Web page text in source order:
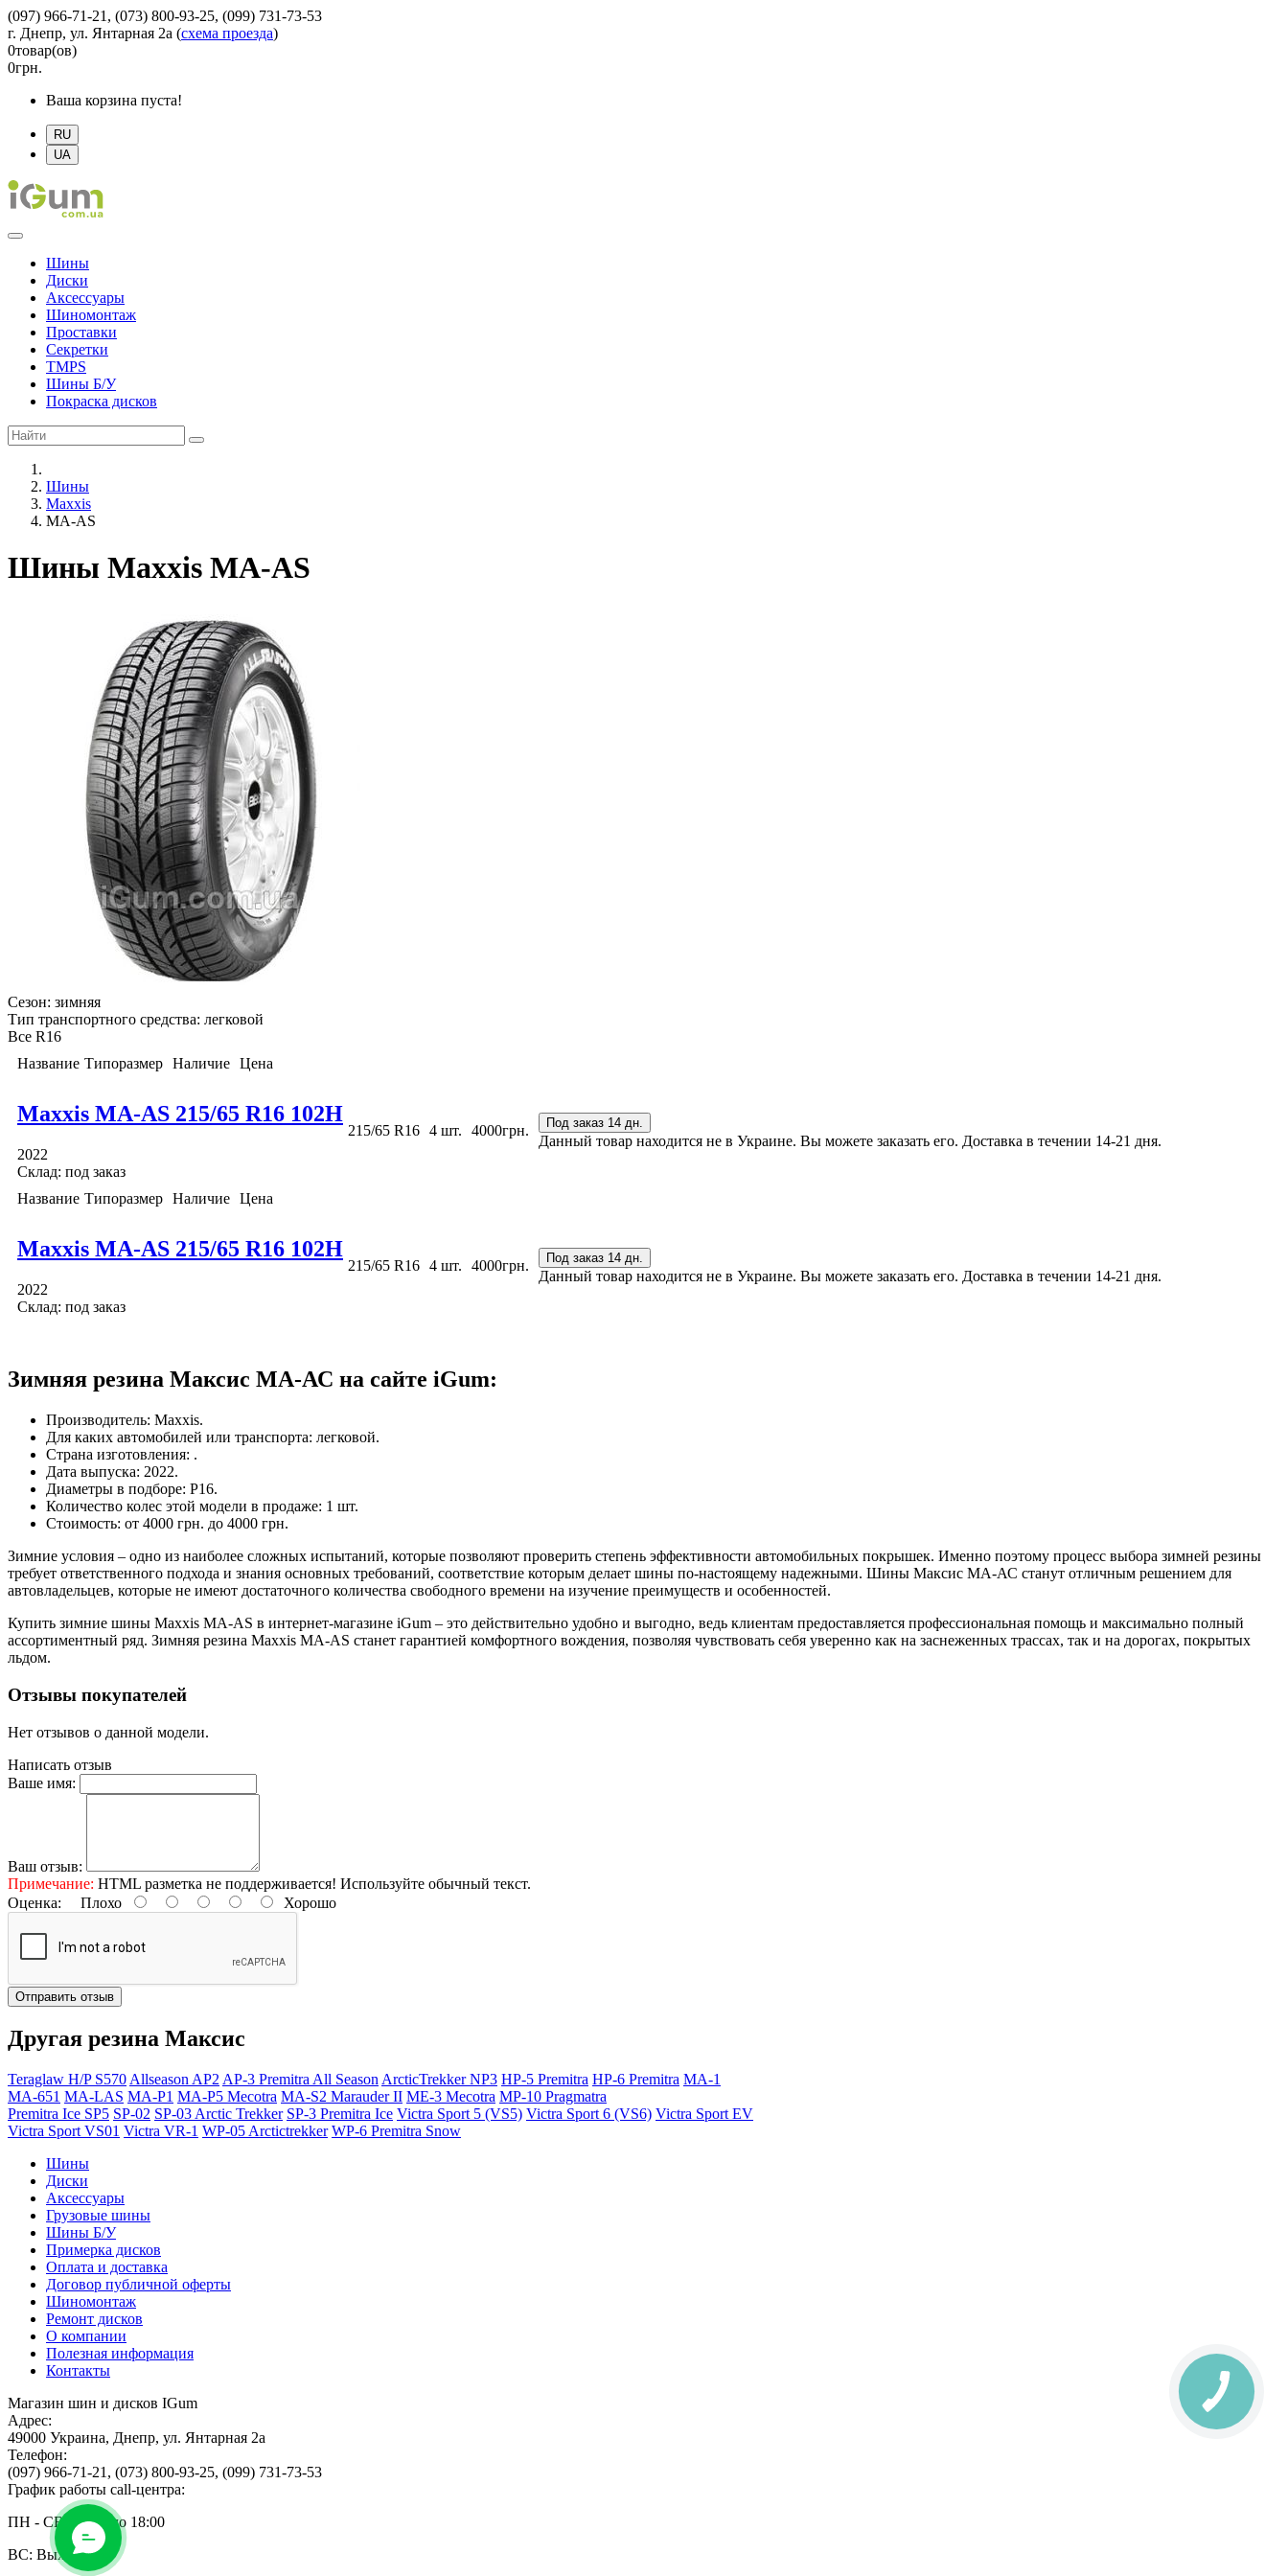
(097) 966-71-21, (073) 800-93-25, (099) 731-73-53
г. Днепр, ул. Янтарная 2а (схема проезда)
0товар(ов)
0грн.
Ваша корзина пуста!
RU
UA
Шины
Диски
Аксессуары
Шиномонтаж
Проставки
Секретки
TMPS
Шины Б/У
Покраска дисков
Шины
Maxxis
MA-AS
Шины Maxxis MA-AS
Сезон: зимняя
Тип транспортного средства: легковой
Все R16
Название Типоразмер Наличие Цена
Maxxis MA-AS 215/65 R16 102H
2022
Склад: под заказ
215/65 R16 4 шт. 4000грн. Под заказ 14 дн.
Данный товар находится не в Украине. Вы можете заказать его. Доставка в течении 14-21 дня.
Название Типоразмер Наличие Цена
Maxxis MA-AS 215/65 R16 102H
2022
Склад: под заказ
215/65 R16 4 шт. 4000грн. Под заказ 14 дн.
Данный товар находится не в Украине. Вы можете заказать его. Доставка в течении 14-21 дня.
Зимняя резина Максис МА-АС на сайте iGum:
Производитель: Maxxis.
Для каких автомобилей или транспорта: легковой.
Страна изготовления: .
Дата выпуска: 2022.
Диаметры в подборе: Р16.
Количество колес этой модели в продаже: 1 шт.
Стоимость: от 4000 грн. до 4000 грн.
Зимние условия – одно из наиболее сложных испытаний, которые позволяют проверить степень эффективности автомобильных покрышек. Именно поэтому процесс выбора зимней резины
требует ответственного подхода и знания основных требований, соответствие которым делает шины по-настоящему надежными. Шины Максис МА-АС станут отличным решением для
автовладельцев, которые не имеют достаточного количества свободного времени на изучение преимуществ и особенностей.
Купить зимние шины Maxxis MA-AS в интернет-магазине iGum – это действительно удобно и выгодно, ведь клиентам предоставляется профессиональная помощь и максимально полный
ассортиментный ряд. Зимняя резина Maxxis MA-AS станет гарантией комфортного вождения, позволяя чувствовать себя уверенно как на заснеженных трассах, так и на дорогах, покрытых
льдом.
Отзывы покупателей
Нет отзывов о данной модели.
Написать отзыв
Ваше имя:
Ваш отзыв:
Примечание: HTML разметка не поддерживается! Используйте обычный текст.
Оценка: Плохо Хорошо
Отправить отзыв
Другая резина Максис
Teraglaw H/P S570 Allseason AP2 AP-3 Premitra All Season ArcticTrekker NP3 HP-5 Premitra HP-6 Premitra MA-1
MA-651 MA-LAS MA-P1 MA-P5 Mecotra MA-S2 Marauder II ME-3 Mecotra MP-10 Pragmatra
Premitra Ice SP5 SP-02 SP-03 Arctic Trekker SP-3 Premitra Ice Victra Sport 5 (VS5) Victra Sport 6 (VS6) Victra Sport EV
Victra Sport VS01 Victra VR-1 WP-05 Arctictrekker WP-6 Premitra Snow
Шины
Диски
Аксессуары
Грузовые шины
Шины Б/У
Примерка дисков
Оплата и доставка
Договор публичной оферты
Шиномонтаж
Ремонт дисков
О компании
Полезная информация
Контакты
Магазин шин и дисков IGum
Адрес:
49000 Украина, Днепр, ул. Янтарная 2а
Телефон:
(097) 966-71-21 , (073) 800-93-25, (099) 731-73-53
График работы call-центра:
ПН - СБ: с 9:00 до 18:00
ВС: Выходной